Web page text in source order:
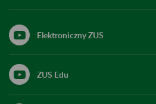
Elektroniczny ZUS
ZUS Edu